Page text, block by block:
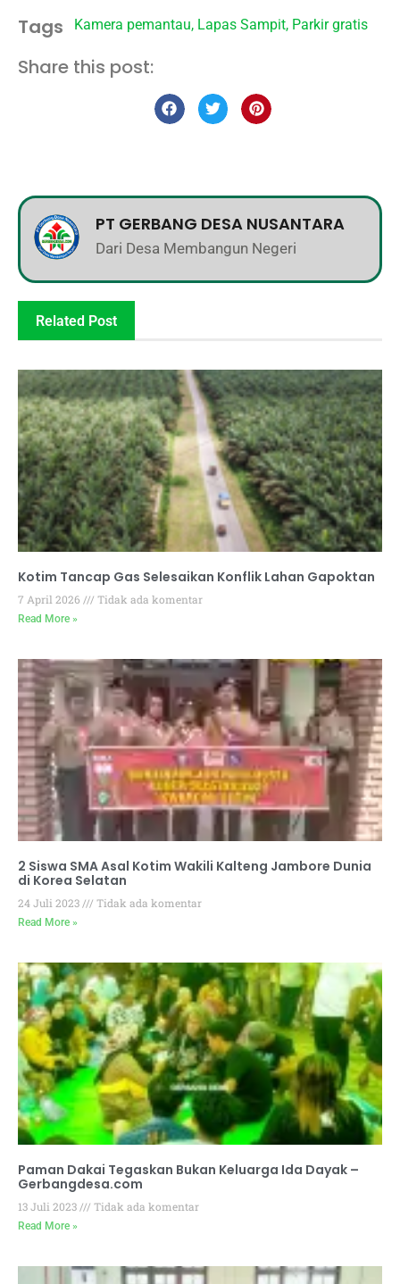
Tags Kamera pemantau, Lapas Sampit, Parkir gratis
Share this post:
PT GERBANG DESA NUSANTARA
Dari Desa Membangun Negeri
Related Post
Kotim Tancap Gas Selesaikan Konflik Lahan Gapoktan
7 April 2026 Tidak ada komentar
Read More »
2 Siswa SMA Asal Kotim Wakili Kalteng Jambore Dunia
di Korea Selatan
24 Juli 2023 Tidak ada komentar
Read More »
Paman Dakai Tegaskan Bukan Keluarga Ida Dayak –
Gerbangdesa.com
13 Juli 2023 Tidak ada komentar
Read More »